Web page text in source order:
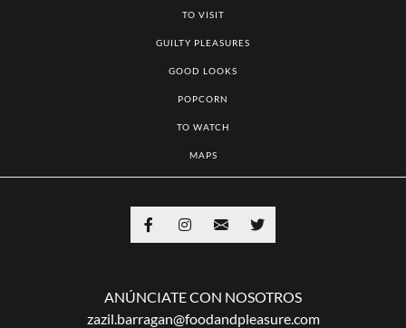
TO VISIT
GUILTY PLEASURES
GOOD LOOKS
POPCORN
TO WATCH
MAPS
ANÚNCIATE CON NOSOTROS
zazil.barragan@foodandpleasure.com